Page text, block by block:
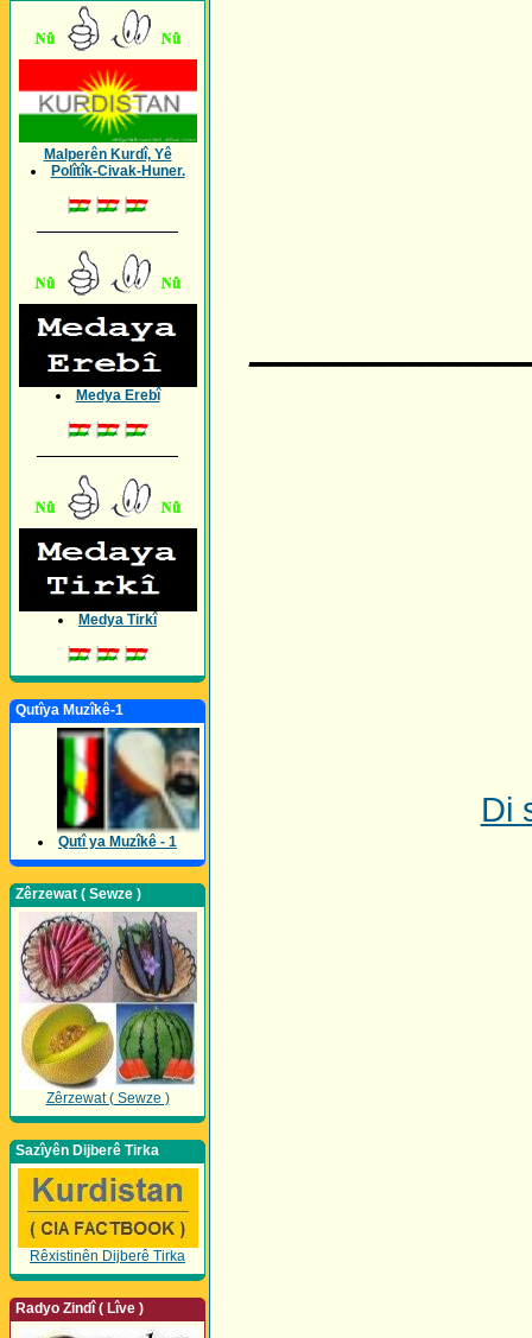
Malperên Kurdî, Yê
Polîtîk-Civak-Huner.
Medya Erebî
Medya Tirkî
Qutîya Muzîkê-1
Qutî ya Muzîkê - 1
Zêrzewat ( Sewze )
Zêrzewat ( Sewze )
Sazîyên Dijberê Tirka
Rêxistinên Dijberê Tirka
Radyo Zindî ( Lîve )
Di